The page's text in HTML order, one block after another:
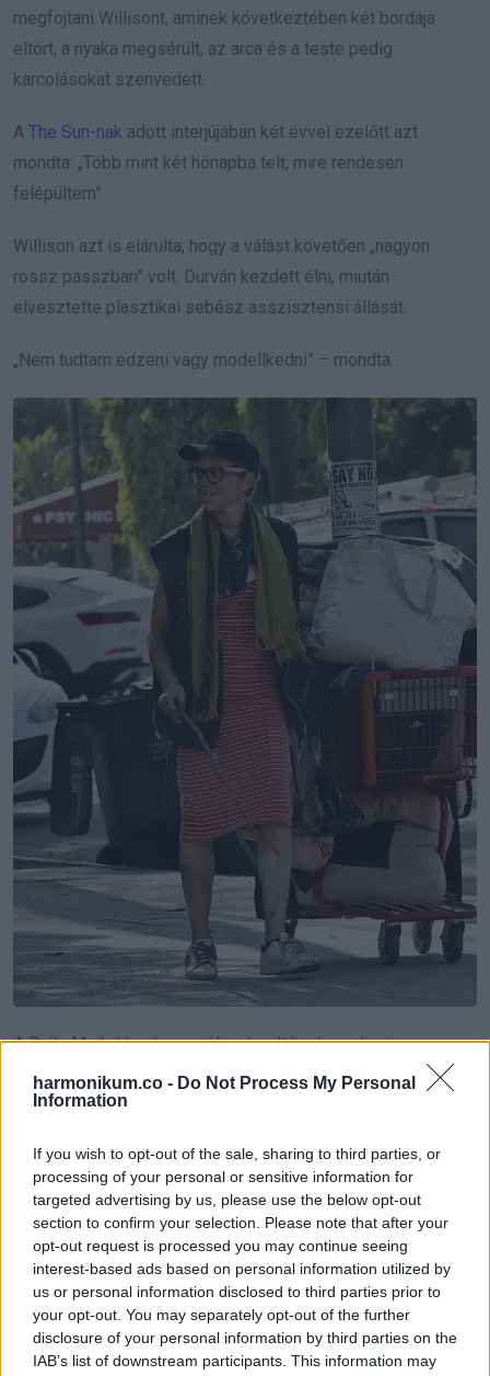
harmonikum.co - Do Not Process My Personal
Information
If you wish to opt-out of the sale, sharing to third parties, or
processing of your personal or sensitive information for
targeted advertising by us, please use the below opt-out
section to confirm your selection. Please note that after your
opt-out request is processed you may continue seeing
interest-based ads based on personal information utilized by
us or personal information disclosed to third parties prior to
your opt-out. You may separately opt-out of the further
disclosure of your personal information by third parties on the
IAB’s list of downstream participants. This information may
megfojtani Willisont, aminek következtében két bordája
eltört, a nyaka megsérült, az arca és a teste pedig
karcolásokat szenvedett.
A The Sun-nak adott interjújában két évvel ezelőtt azt
mondta: „Több mint két hónapba telt, mire rendesen
felépültem”.
Willison azt is elárulta, hogy a válást követően „nagyon
rossz passzban” volt. Durván kezdett élni, miután
elvesztette plasztikai sebész asszisztensi állását.
„Nem tudtam edzeni vagy modellkedni” – mondta.
ADaily Mailakkoriban arról számolt be, hogy Loni
kristálymetánfüggő volt, de az egykori modell azt állította,
hogy volt elég pénze a megélhetéshez.
„Nincs mobiltelefonom. Van kajám és van hol aludnom” –
mondta. „Kapok pénzt itt-ott, és van kaja a kukákban és a
boltok közelében. Rengeteg van itt.”